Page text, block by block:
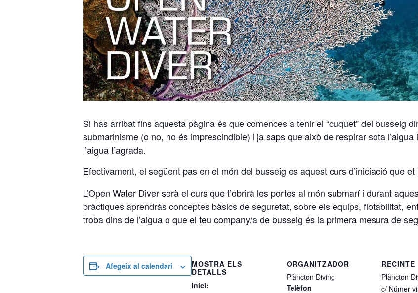
Si has arribat fins aquesta pàgina és que comences a tenir el “cuquet” del busseig
submarinisme (o no, no és imprescindible) i ja saps que això de respirar sota l’aigua
l’aigua t’agrada.
Efectivament, el següent pas en el món del busseig es aquest curs d’iniciació que et
L’Open Water Diver serà el curs que t’obrirà les portes al món submarí i durant
pràctiques aprendràs conceptes bàsics de seguretat, sobre els equips, flotabilitat,
troba dins de l’aigua o que el teu company/a de busseig és la primera mesura de
Afegeix al calendari
MOSTRA ELS
DETALLS
Inici:
ORGANITZADOR
Plàncton Diving
Telèfon
RECINTE
Plàncton
c/ Númer